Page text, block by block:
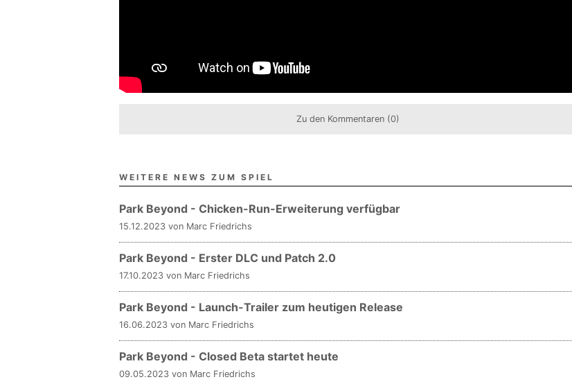
Zu den Kommentaren (0)
WEITERE NEWS ZUM SPIEL
Park Beyond - Chicken-Run-Erweiterung verfügbar
15.12.2023 von Marc Friedrichs
Park Beyond - Erster DLC und Patch 2.0
17.10.2023 von Marc Friedrichs
Park Beyond - Launch-Trailer zum heutigen Release
16.06.2023 von Marc Friedrichs
Park Beyond - Closed Beta startet heute
09.05.2023 von Marc Friedrichs